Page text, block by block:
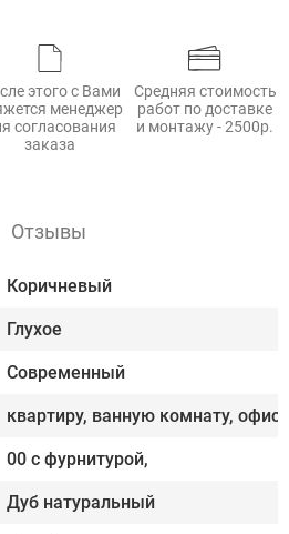
этого с Вами
менеджер
согласования
заказа
Средняя стоимость
работ по доставке
и монтажу - 2500р.
Отзывы
Коричневый
Глухое
Современный
квартиру, ванную комнату, офис
00 с фурнитурой,
Дуб натуральный